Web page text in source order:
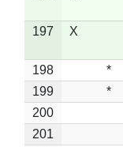
197 X
198 *
199
*
200
201